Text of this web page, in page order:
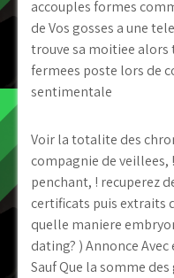
accouples formes
de Vos gosses a une
trouve sa moitiee alors
fermees poste lors de
sentimentale
Voir la totalite des
compagnie de
penchant, ! recuperez
certificats puis extraits
quelle maniere
dating? ) Annonce
Sauf Que la somme